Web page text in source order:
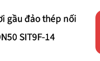
gầu đảo thép nối
SIT9F-14